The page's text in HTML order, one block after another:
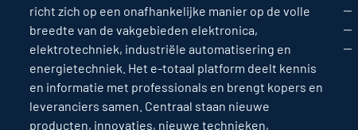
richt zich op een onafhankelijke manier op de volle
breedte van de vakgebieden elektronica,
elektrotechniek, industriële automatisering en
energietechniek. Het e-totaal platform deelt kennis
en informatie met professionals en brengt kopers en
leveranciers samen. Centraal staan nieuwe
producten, innovaties, nieuwe technieken,